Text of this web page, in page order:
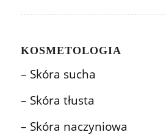
KOSMETOLOGIA
– Skóra sucha
– Skóra tłusta
– Skóra naczyniowa